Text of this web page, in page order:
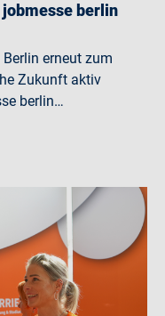
berlin
erneut zum
Zukunft aktiv
berlin…